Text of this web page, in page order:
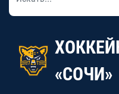
«СОЧИ»